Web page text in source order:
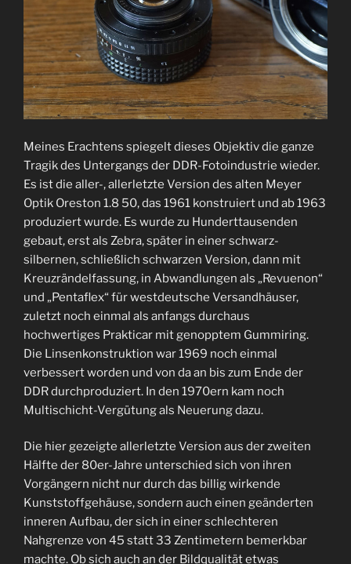
Meines Erachtens spiegelt dieses Objektiv die ganze
Tragik des Untergangs der DDR-Fotoindustrie wieder.
Es ist die aller-, allerletzte Version des alten Meyer
Optik Oreston 1.8 50, das 1961 konstruiert und ab 1963
produziert wurde. Es wurde zu Hunderttausenden
gebaut, erst als Zebra, später in einer schwarz-
silbernen, schließlich schwarzen Version, dann mit
Kreuzrändelfassung, in Abwandlungen als „Revuenon“
und „Pentaflex“ für westdeutsche Versandhäuser,
zuletzt noch einmal als anfangs durchaus
hochwertiges Prakticar mit genopptem Gummiring.
Die Linsenkonstruktion war 1969 noch einmal
verbessert worden und von da an bis zum Ende der
DDR durchproduziert. In den 1970ern kam noch
Multischicht-Vergütung als Neuerung dazu.
Die hier gezeigte allerletzte Version aus der zweiten
Hälfte der 80er-Jahre unterschied sich von ihren
Vorgängern nicht nur durch das billig wirkende
Kunststoffgehäuse, sondern auch einen geänderten
inneren Aufbau, der sich in einer schlechteren
Nahgrenze von 45 statt 33 Zentimetern bemerkbar
machte. Ob sich auch an der Bildqualität etwas